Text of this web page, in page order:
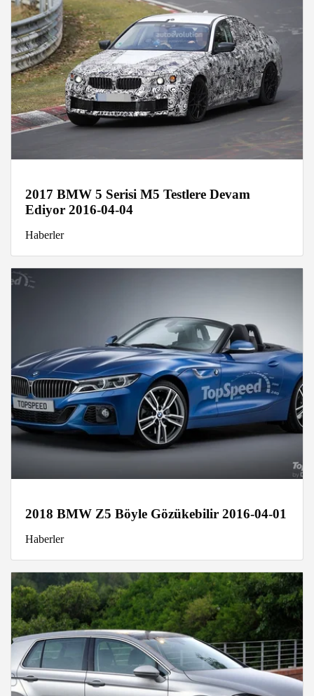
2017 BMW 5 Serisi M5 Testlere Devam
Ediyor 2016-04-04
Haberler
2018 BMW Z5 Böyle Gözükebilir 2016-04-01
Haberler